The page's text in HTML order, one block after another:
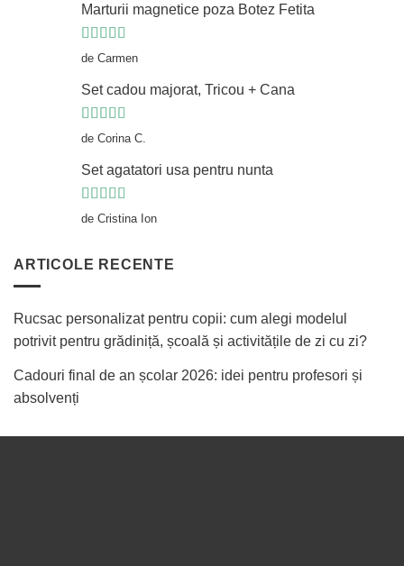
Marturii magnetice poza Botez Fetita
Evaluat la
de Carmen
Set cadou majorat, Tricou + Cana
Evaluat la5
de Corina C.
Set agatatori usa pentru nunta
Evaluat la 5
de Cristina Ion
ARTICOLE RECENTE
Rucsac personalizat pentru copii: cum alegi modelul
potrivit pentru grădiniță, școală și activitățile de zi cu zi?
Cadouri final de an școlar 2026: idei pentru profesori și
absolvenți